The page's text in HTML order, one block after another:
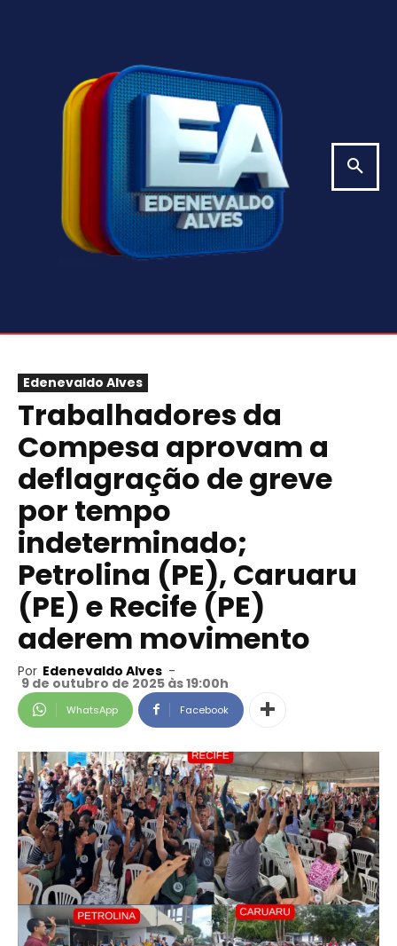
Edenevaldo Alves
Trabalhadores da
Compesa aprovam a
deflagração de greve
por tempo
indeterminado;
Petrolina (PE), Caruaru
(PE) e Recife (PE)
aderem movimento
Por Edenevaldo Alves -
9 de outubro de 2025 às 19:00h
WhatsApp Facebook